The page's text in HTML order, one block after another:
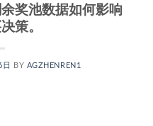
奖池数据如何影响
策。
日 BY AGZHENREN1